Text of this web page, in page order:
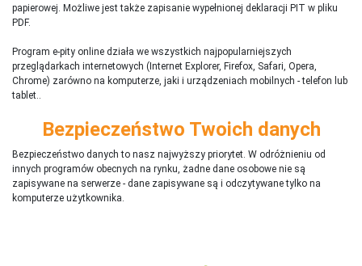
papierowej. Możliwe jest także zapisanie wypełnionej deklaracji PIT w pliku
PDF.
Program e-pity online działa we wszystkich najpopularniejszych
przeglądarkach internetowych (Internet Explorer, Firefox, Safari, Opera,
Chrome) zarówno na komputerze, jaki i urządzeniach mobilnych - telefon lub
tablet..
Bezpieczeństwo Twoich danych
Bezpieczeństwo danych to nasz najwyższy priorytet. W odróżnieniu od
innych programów obecnych na rynku, żadne dane osobowe nie są
zapisywane na serwerze - dane zapisywane są i odczytywane tylko na
komputerze użytkownika.